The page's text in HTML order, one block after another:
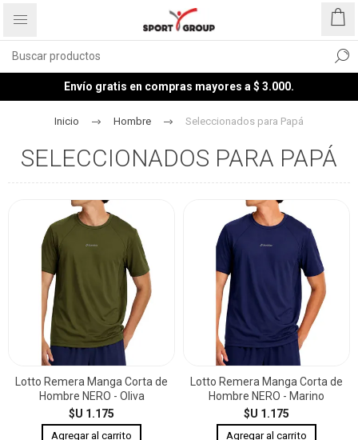
Envío gratis en compras mayores a $ 3.000.
Inicio Hombre Seleccionados para Papá
SELECCIONADOS PARA PAPÁ
Lotto Remera Manga Corta de
Hombre NERO - Oliva
$U 1.175
Lotto Remera Manga Corta de
Hombre NERO - Marino
$U 1.175